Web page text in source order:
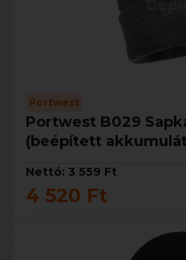
Portwest
Portwest B029
(beépített
Nettó: 3 559 Ft
4 520 Ft